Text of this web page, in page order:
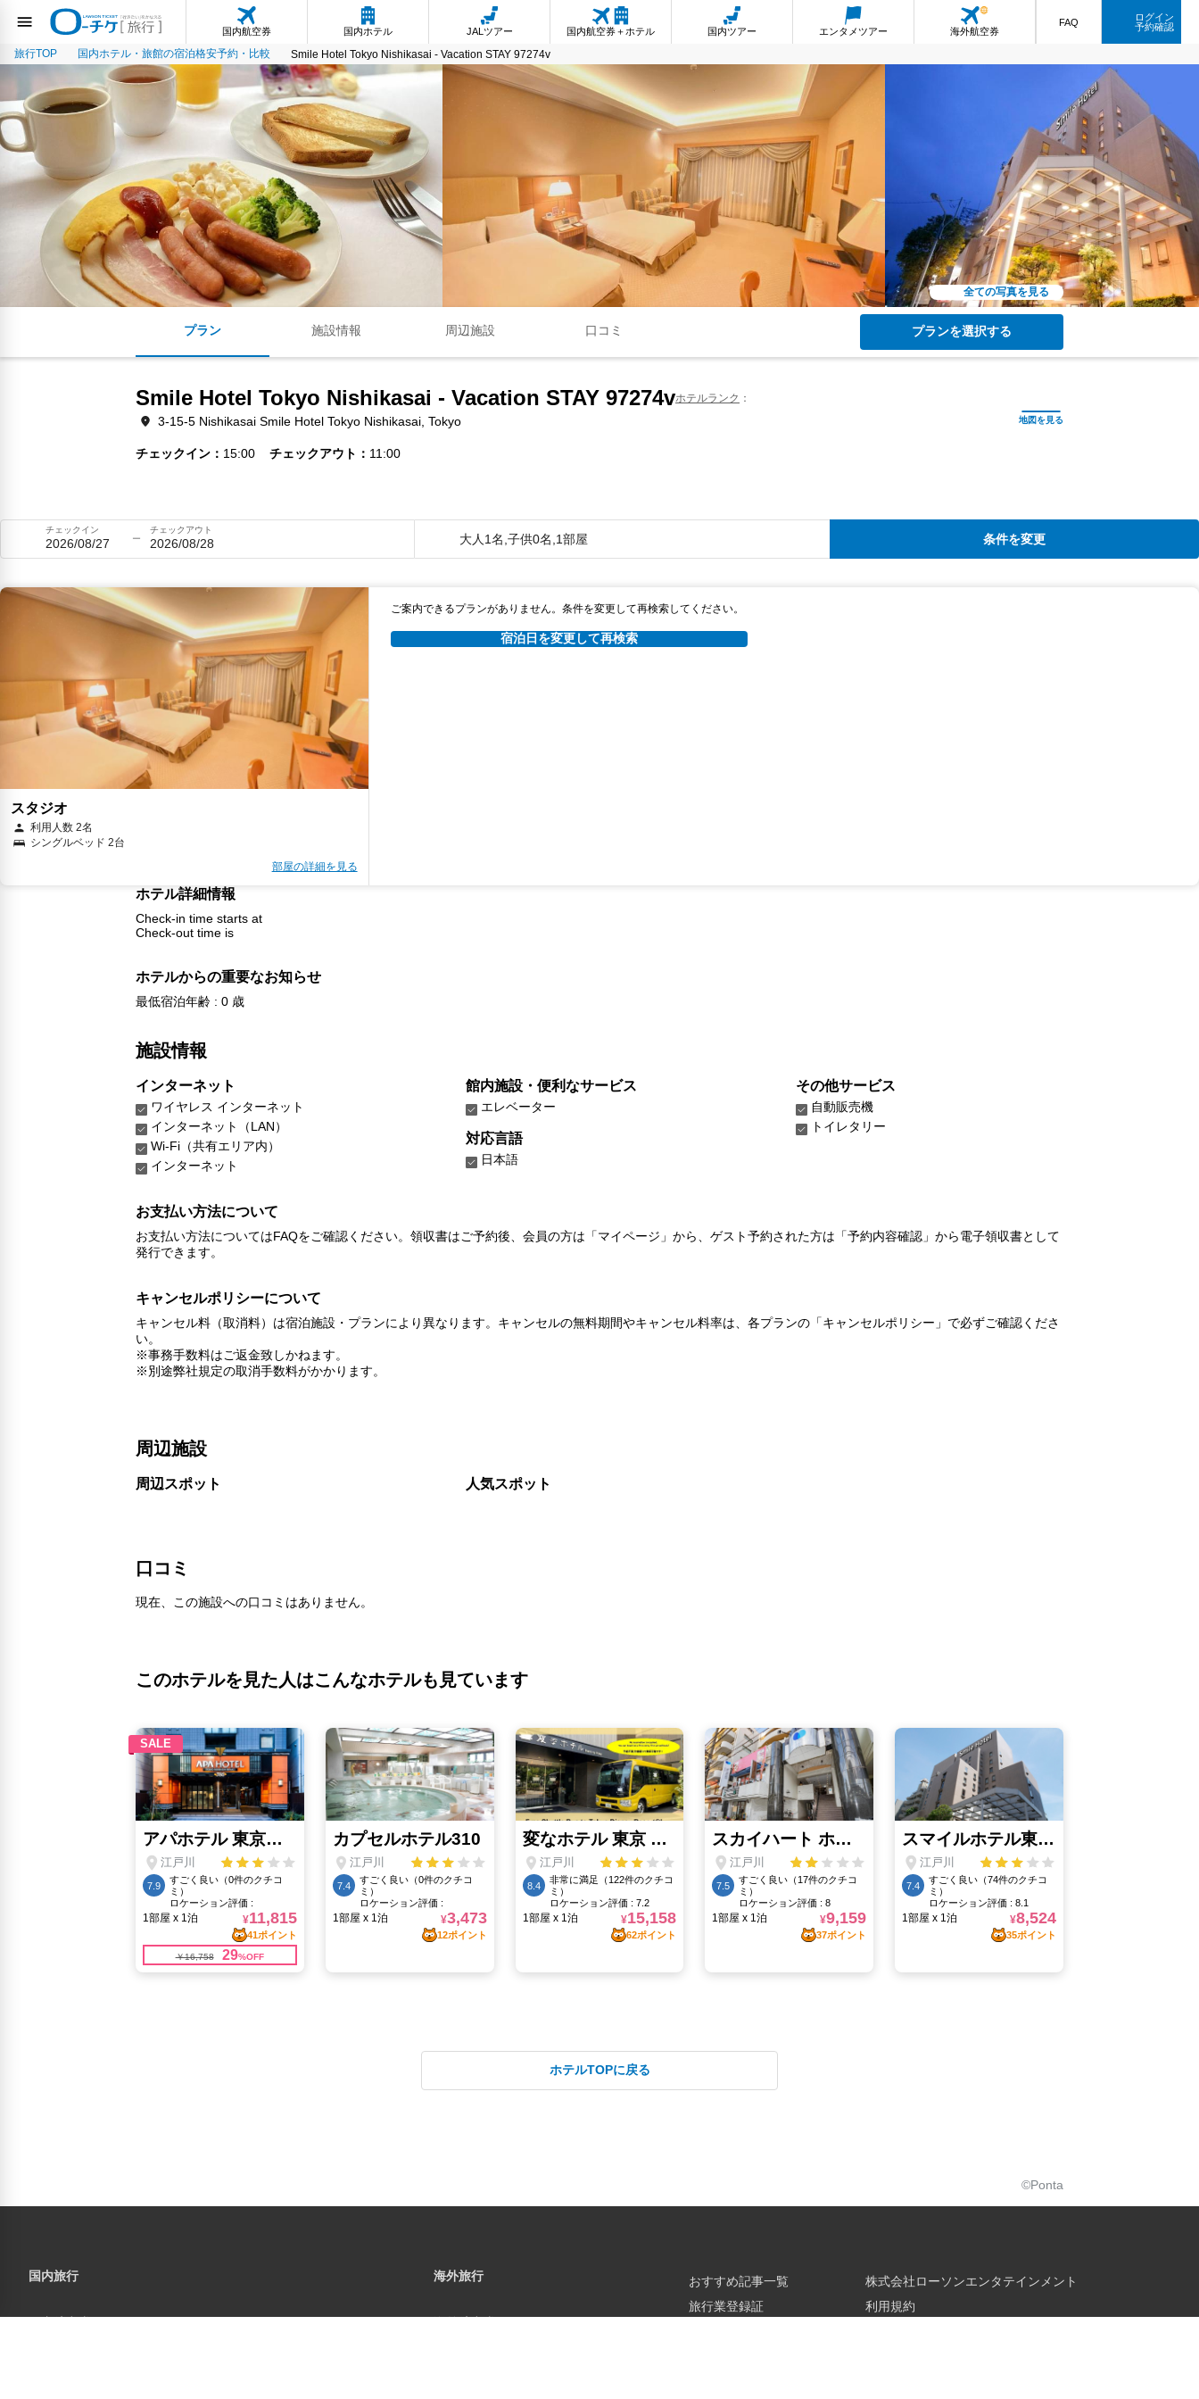
国内航空券 国内ホテル JALツアー 国内航空券＋ホテル 国内ツアー エンタメツアー 海外航空券
FAQ
ログイン
予約確認
旅行TOP 国内ホテル・旅館の宿泊格安予約・比較 Smile Hotel Tokyo Nishikasai - Vacation STAY 97274v
全ての写真を見る
プラン 施設情報 周辺施設 口コミ プランを選択する
Smile Hotel Tokyo Nishikasai - Vacation STAY 97274vホテルランク
3-15-5 Nishikasai Smile Hotel Tokyo Nishikasai, Tokyo
チェックイン 15:00 チェックアウト 11:00
チェックイン
2026/08/27
チェックアウト
2026/08/28 大人1名,子供0名,1部屋 条件を変更
スタジオ
利用人数 2名
シングルベッド 2台
部屋の詳細を見る
ご案内できるプランがありません。条件を変更して再検索してください。
宿泊日を変更して再検索
ホテル詳細情報
Check-in time starts at
Check-out time is
ホテルからの重要なお知らせ
最低宿泊年齢 : 0 歳
施設情報
インターネット
ワイヤレス インターネット
インターネット（LAN）
Wi-Fi（共有エリア内）
インターネット
館内施設・便利なサービス
エレベーター
対応言語
日本語
その他サービス
自動販売機
トイレタリー
お支払い方法について
お支払い方法についてはFAQをご確認ください。領収書はご予約後、会員の方は「マイページ」から、ゲスト予約された方は「予約内容確認」から電子領収書として
発行できます。
キャンセルポリシーについて
キャンセル料（取消料）は宿泊施設・プランにより異なります。キャンセルの無料期間やキャンセル料率は、各プランの「キャンセルポリシー」で必ずご確認くださ
い。
※事務手数料はご返金致しかねます。
※別途弊社規定の取消手数料がかかります。
周辺施設
周辺スポット 人気スポット
口コミ
現在、この施設への口コミはありません。
このホテルを見た人はこんなホテルも見ています
ホテルTOPに戻る
©Ponta
国内旅行 海外旅行
おすすめ記事一覧
旅行業登録証
株式会社ローソンエンタテインメント
利用規約